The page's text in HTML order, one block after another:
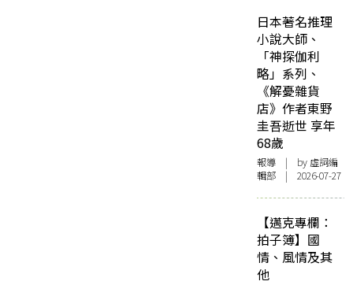
日本著名推理
小說大師、
「神探伽利
略」系列、
《解憂雜貨
店》作者東野
圭吾逝世 享年
68歲
報導 | by 虛詞編
輯部 | 2026-07-27
【邁克專欄：
拍子簿】國
情、風情及其
他